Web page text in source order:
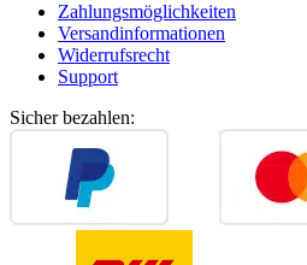
Zahlungsmöglichkeiten
Versandinformationen
Widerrufsrecht
Support
Sicher bezahlen: